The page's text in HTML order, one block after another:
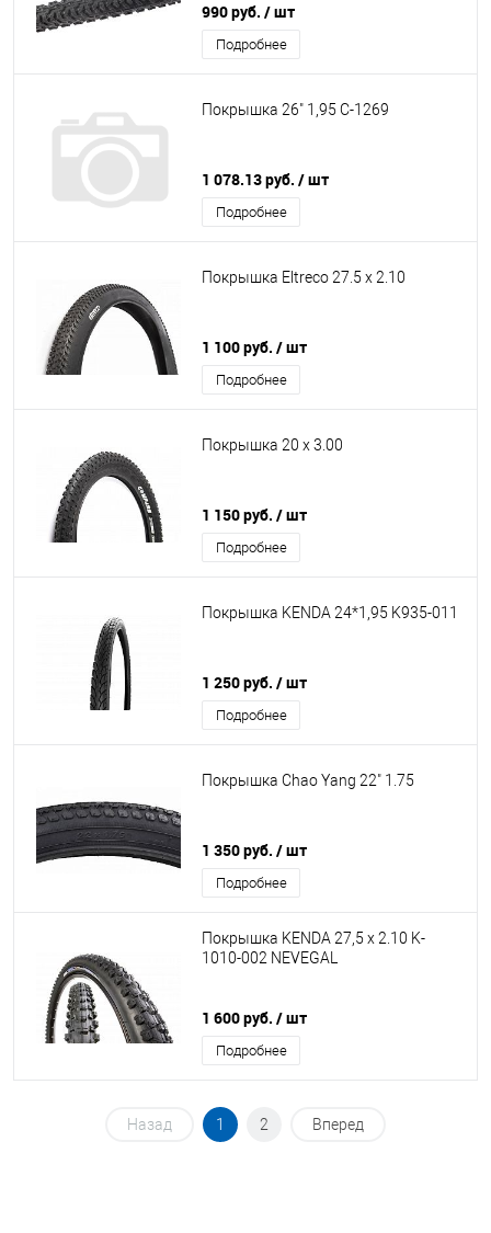
990 руб. / шт
Подробнее
Покрышка 26" 1,95 С-1269
1 078.13 руб. / шт
Подробнее
Покрышка Eltreco 27.5 x 2.10
1 100 руб. / шт
Подробнее
Покрышка 20 x 3.00
1 150 руб. / шт
Подробнее
Покрышка KENDA 24*1,95 K935-011
1 250 руб. / шт
Подробнее
Покрышка Chao Yang 22" 1.75
1 350 руб. / шт
Подробнее
Покрышка KENDA 27,5 x 2.10 K-
1010-002 NEVEGAL
1 600 руб. / шт
Подробнее
Назад 1 2 Вперед